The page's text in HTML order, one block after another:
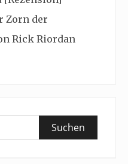
Zorn der
Rick Riordan